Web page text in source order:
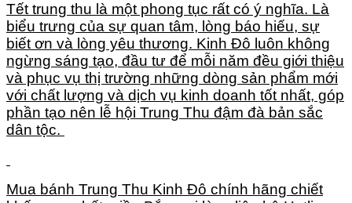
Tết trung thu là một phong tục rất có ý nghĩa. Là
biểu trưng của sự quan tâm, lòng báo hiếu, sự
biết ơn và lòng yêu thương. Kinh Đô luôn không
ngừng sáng tạo, đầu tư để mỗi năm đều giới thiệu
và phục vụ thị trường những dòng sản phẩm mới
với chất lượng và dịch vụ kinh doanh tốt nhất, góp
phần tạo nên lễ hội Trung Thu đậm đà bản sắc
dân tộc.
Mua bánh Trung Thu Kinh Đô chính hãng chiết